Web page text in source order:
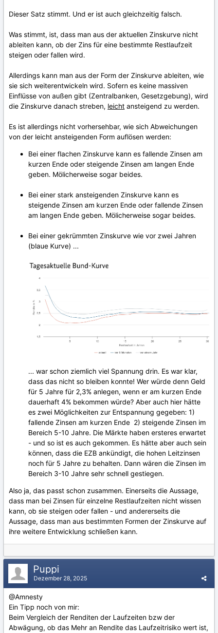
Dieser Satz stimmt. Und er ist auch gleichzeitig falsch.
Was stimmt, ist, dass man aus der aktuellen Zinskurve nicht
ableiten kann, ob der Zins für eine bestimmte Restlaufzeit
steigen oder fallen wird.
Allerdings kann man aus der Form der Zinskurve ableiten, wie
sie sich weiterentwickeln wird. Sofern es keine massiven
Einflüsse von außen gibt (Zentralbanken, Gesetzgebung), wird
die Zinskurve danach streben, leicht ansteigend zu werden.
Es ist allerdings nicht vorhersehbar, wie sich Abweichungen
von der leicht ansteigenden Form auflösen werden:
Bei einer flachen Zinskurve kann es fallende Zinsen am
kurzen Ende oder steigende Zinsen am langen Ende
geben. Mölicherweise sogar beides.
Bei einer stark ansteigenden Zinskurve kann es
steigende Zinsen am kurzen Ende oder fallende Zinsen
am langen Ende geben. Mölicherweise sogar beides.
Bei einer gekrümmten Zinskurve wie vor zwei Jahren
(blaue Kurve) ...
... war schon ziemlich viel Spannung drin. Es war klar,
dass das nicht so bleiben konnte! Wer würde denn Geld
für 5 Jahre für 2,3% anlegen, wenn er am kurzen Ende
dauerhaft 4% bekommen würde? Aber auch hier hätte
es zwei Möglichkeiten zur Entspannung gegeben: 1)
fallende Zinsen am kurzen Ende 2) steigende Zinsen im
Bereich 5-10 Jahre. Die Märkte haben ersteres erwartet
- und so ist es auch gekommen. Es hätte aber auch sein
können, dass die EZB ankündigt, die hohen Leitzinsen
noch für 5 Jahre zu behalten. Dann wären die Zinsen im
Bereich 3-10 Jahre sehr schnell gestiegen.
Also ja, das passt schon zusammen. Einerseits die Aussage,
dass man bei Zinsen für einzelne Restlaufzeiten nicht wissen
kann, ob sie steigen oder fallen - und andererseits die
Aussage, dass man aus bestimmten Formen der Zinskurve auf
ihre weitere Entwicklung schließen kann.
Puppi
Dezember 28, 2025
@Amnesty
Ein Tipp noch von mir:
Beim Vergleich der Renditen der Laufzeiten bzw der
Abwägung, ob das Mehr an Rendite das Laufzeitrisiko wert ist,